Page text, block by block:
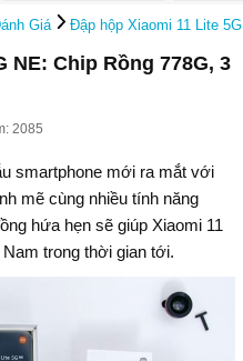
Giá Đập hộp Xiaomi 11 Lite
NE: Chip Rồng 778G, 3
2085
smartphone mới ra mắt với
mẽ cùng nhiều tính năng
hứa hẹn sẽ giúp Xiaomi 11
trong thời gian tới.